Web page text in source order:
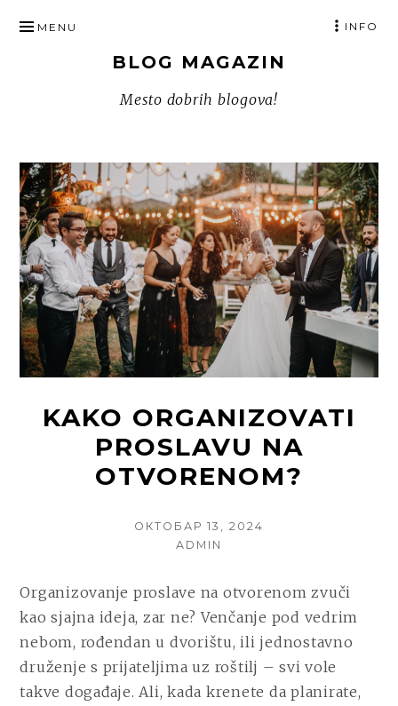
TO
BLOG MAGAZIN
Mesto dobrih blogova!
MENU INFO
KAKO ORGANIZOVATI
PROSLAVU NA
OTVORENOM?
POSTED
ОКТОБАР 13, 2024
AUTHOR
ADMIN
Organizovanje proslave na otvorenom zvuči
kao sjajna ideja, zar ne? Venčanje pod vedrim
nebom, rođendan u dvorištu, ili jednostavno
druženje s prijateljima uz roštilj – svi vole
takve događaje. Ali, kada krenete da planirate,